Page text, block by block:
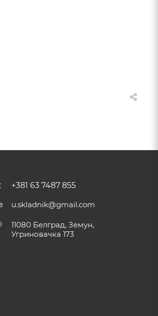
+381 63 7487 855
u.skladnik@gmail.com
11080 Белград, Земун,
Угриновачка 173